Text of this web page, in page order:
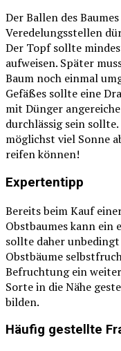
Der Ballen des
Veredelungsstellen
Der Topf sollte
aufweisen. Später
Baum noch einmal
Gefäßes sollte eine
mit Dünger
durchlässig sein
möglichst viel Sonne
reifen können!
Expertentipp
Bereits beim Kauf
Obstbaumes kann ein
sollte daher
Obstbäume
Befruchtung ein
Sorte in die Nähe
bilden.
Häufig gestellte